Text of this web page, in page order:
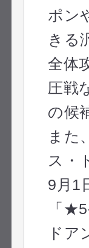
ポン
きる
全体
圧戦
の候
また
ス・
9月1
「
ドア